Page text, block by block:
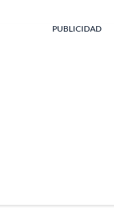
PUBLICIDAD